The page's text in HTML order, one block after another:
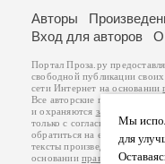
Мы
для
Авторы
Вход для авторов
О
Портал Проза.ру
свободной публикации
сети Интернет на основании
Все авторские права на
и охраняются законом
.
только с согласия его
обратиться на его авторской
тексты произведений авторы
основанииправил